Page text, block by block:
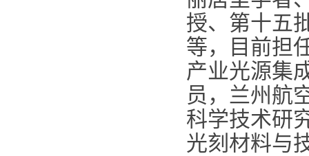
授、第十五
等，目前担
产业光源集
员，兰州航
科学技术研
光刻材料与